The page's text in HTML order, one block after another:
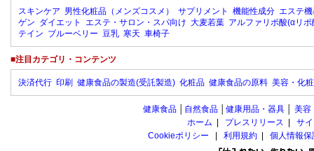
スキンケア 男性化粧品（メンズコスメ） サプリメント 機能性成分 エステ
ゲン ダイエット エステ・サロン・スパ向け 大麦若葉 アルファリポ酸(αリポ
テイン ブルーベリー 豆乳 寒天 車椅子
■注目カテゴリ・コンテンツ
決済代行 印刷 健康食品の製造(受託製造) 化粧品 健康食品の原料 美容・化
健康食品 自然食品 健康用品・器具 美容
ホーム
プレスリリース
サ
Cookieポリシー
利用規約 個人情報